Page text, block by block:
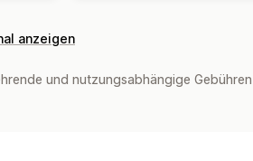
anzeigen
und nutzungsabhängige